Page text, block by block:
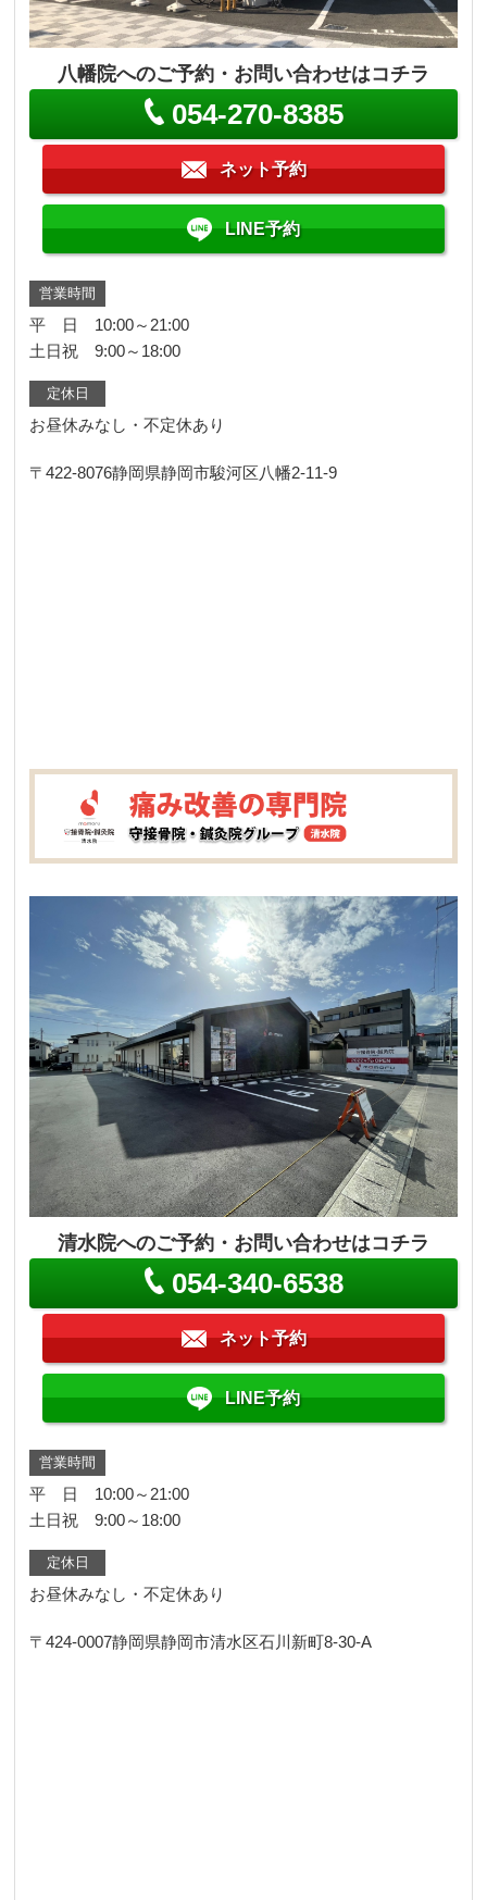
八幡院へのご予約・お問い合わせはコチラ
054-270-8385
ネット予約
LINE予約
営業時間
平 日 10:00～21:00
土日祝 9:00～18:00
定休日
お昼休みなし・不定休あり
〒422-8076静岡県静岡市駿河区八幡2-11-9
清水院へのご予約・お問い合わせはコチラ
054-340-6538
ネット予約
LINE予約
営業時間
平 日 10:00～21:00
土日祝 9:00～18:00
定休日
お昼休みなし・不定休あり
〒424-0007静岡県静岡市清水区石川新町8-30-A